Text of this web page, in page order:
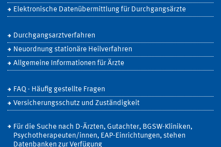
Elektronische Datenübermittlung für Durchgangsärzte
Durchgangsarztverfahren
Neuordnung stationäre Heilverfahren
Allgemeine Informationen für Ärzte
FAQ - Häufig gestellte Fragen
Versicherungsschutz und Zuständigkeit
Für die Suche nach D-Ärzten, Gutachter, BGSW-Kliniken,
Psychotherapeuten/innen, EAP-Einrichtungen, stehen
Datenbanken zur Verfügung